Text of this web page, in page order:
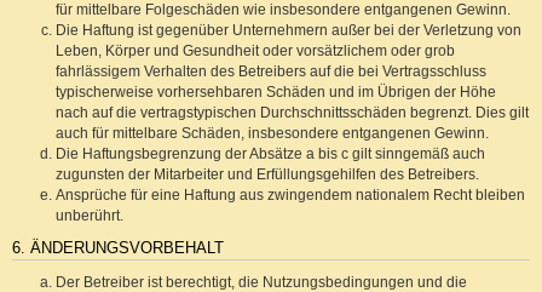
für mittelbare Folgeschäden wie insbesondere entgangenen Gewinn.
Die Haftung ist gegenüber Unternehmern außer bei der Verletzung von
Leben, Körper und Gesundheit oder vorsätzlichem oder grob
fahrlässigem Verhalten des Betreibers auf die bei Vertragsschluss
typischerweise vorhersehbaren Schäden und im Übrigen der Höhe
nach auf die vertragstypischen Durchschnittsschäden begrenzt. Dies gilt
auch für mittelbare Schäden, insbesondere entgangenen Gewinn.
Die Haftungsbegrenzung der Absätze a bis c gilt sinngemäß auch
zugunsten der Mitarbeiter und Erfüllungsgehilfen des Betreibers.
Ansprüche für eine Haftung aus zwingendem nationalem Recht bleiben
unberührt.
6. ÄNDERUNGSVORBEHALT
Der Betreiber ist berechtigt, die Nutzungsbedingungen und die